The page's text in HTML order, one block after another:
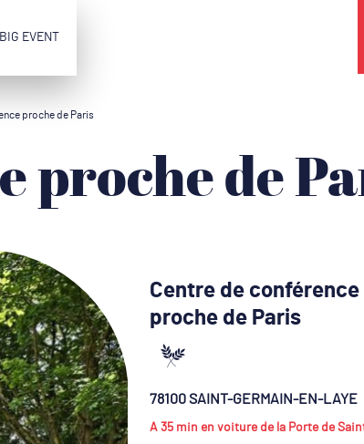
EVENT
proche de Paris
proche de
Centre de conférence
proche de Paris
78100 SAINT-GERMAIN-EN-LAYE
A 35 min en voiture de la Porte de